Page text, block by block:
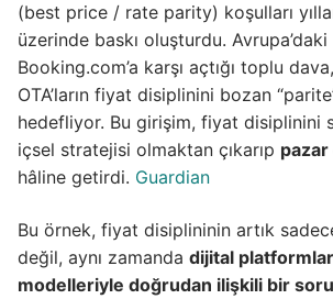
(best price / rate parity) koşulları
üzerinde baskı oluşturdu.
Booking.com’a karşı açtığı toplu
OTA’ların fiyat disiplinini bozan
hedefliyor. Bu girişim, fiyat disiplinini
içsel stratejisi olmaktan çıkarıp
hâline getirdi. Guardian
Bu örnek, fiyat disiplininin artık
değil, aynı zamanda dijital
modelleriyle doğrudan ilişkili bir